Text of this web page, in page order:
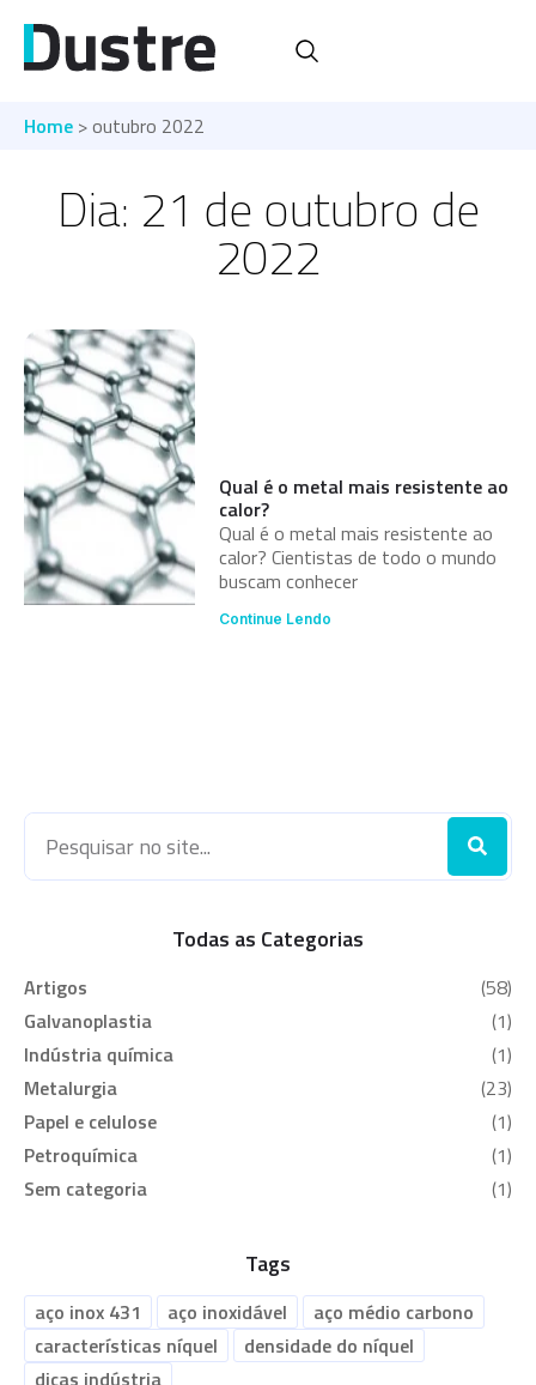
Home > outubro 2022
Dia: 21 de outubro de
2022
Qual é o metal mais resistente ao
calor?
Qual é o metal mais resistente ao
calor? Cientistas de todo o mundo
buscam conhecer
Continue Lendo
Todas as Categorias
Artigos
(58)
Galvanoplastia
(1)
Indústria química
(1)
Metalurgia
(23)
Papel e celulose
(1)
Petroquímica
(1)
Sem categoria
(1)
Tags
aço inox 431 aço inoxidável
aço médio carbono
características níquel
densidade do níquel
dicas indústria